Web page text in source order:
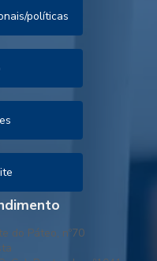
políticas
do Páteo, nº70